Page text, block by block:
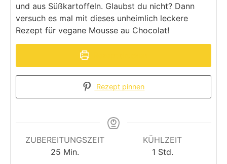
und aus Süßkartoffeln. Glaubst du nicht? Dann
versuch es mal mit dieses unheimlich leckere
Rezept für vegane Mousse au Chocolat!
Rezept pinnen
ZUBEREITUNGSZEIT
25 Min.
KÜHLZEIT
1 Std.